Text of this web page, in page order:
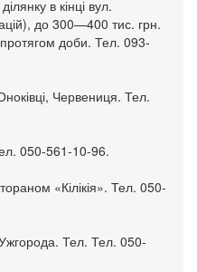
в кінці вул.
до 300—400 тис. грн.
доби. Тел. 093-
Червениця. Тел.
050-561-10-96.
«Кілікія». Тел. 050-
Тел. Тел. 050-